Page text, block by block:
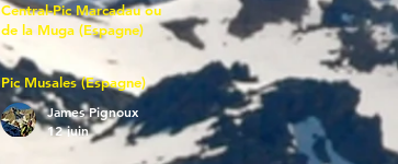
Central-Pic Marcadau ou
de la Muga (Espagne)
James Pignoux
21 juin
Pic Musales (Espagne)
James Pignoux
12 juin